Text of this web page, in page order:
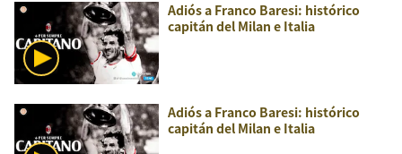
Adiós a Franco Baresi: histórico
capitán del Milan e Italia
Adiós a Franco Baresi: histórico
capitán del Milan e Italia